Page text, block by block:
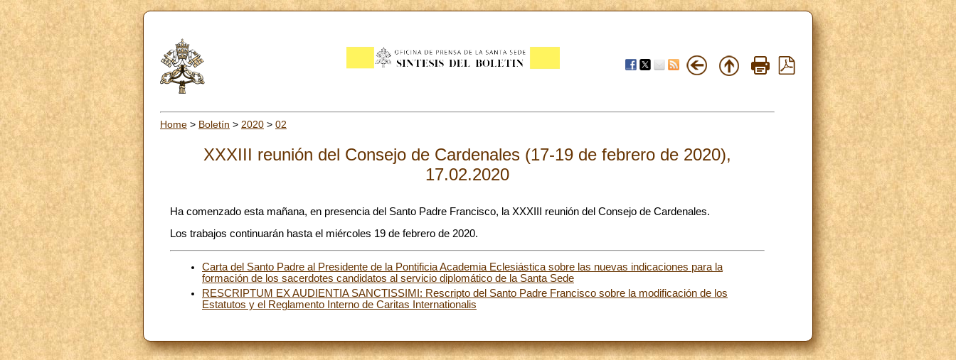
Home > Boletín > 2020 > 02
XXXIII reunión del Consejo de Cardenales (17-19 de febrero de 2020),
17.02.2020
Ha comenzado esta mañana, en presencia del Santo Padre Francisco, la XXXIII reunión del Consejo de Cardenales.
Los trabajos continuarán hasta el miércoles 19 de febrero de 2020.
Carta del Santo Padre al Presidente de la Pontificia Academia Eclesiástica sobre las nuevas indicaciones para la
formación de los sacerdotes candidatos al servicio diplomático de la Santa Sede
RESCRIPTUM EX AUDIENTIA SANCTISSIMI: Rescripto del Santo Padre Francisco sobre la modificación de los
Estatutos y el Reglamento Interno de Caritas Internationalis